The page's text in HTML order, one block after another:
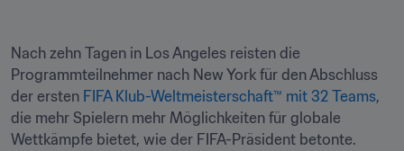
Nach zehn Tagen in Los Angeles reisten die
Programmteilnehmer nach New York für den Abschluss
der ersten FIFA Klub-Weltmeisterschaft™ mit 32 Teams,
die mehr Spielern mehr Möglichkeiten für globale
Wettkämpfe bietet, wie der FIFA-Präsident betonte.